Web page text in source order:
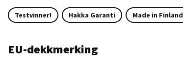
Testvinner! Hakka Garanti Made in Finland
EU-dekkmerking